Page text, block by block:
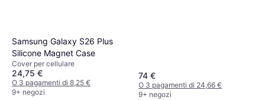
Samsung Galaxy S26 Plus
Silicone Magnet Case
Cover per cellulare
24,75 €
O 3 pagamenti di 8,25 €
9+ negozi
74 €
O 3 pagamenti di 24,66 €
9+ negozi